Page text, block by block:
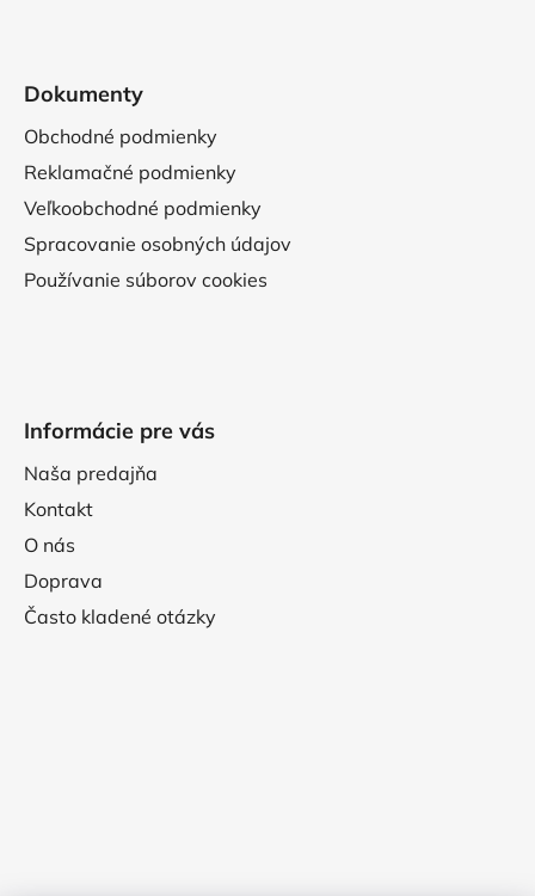
Dokumenty
Obchodné podmienky
Reklamačné podmienky
Veľkoobchodné podmienky
Spracovanie osobných údajov
Používanie súborov cookies
Informácie pre vás
Naša predajňa
Kontakt
O nás
Doprava
Často kladené otázky